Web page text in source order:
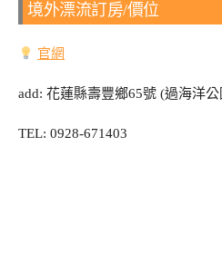
境外漂流訂房/價位
官網
add: 花蓮縣壽豐鄉65號 (過海洋
TEL: 0928-671403